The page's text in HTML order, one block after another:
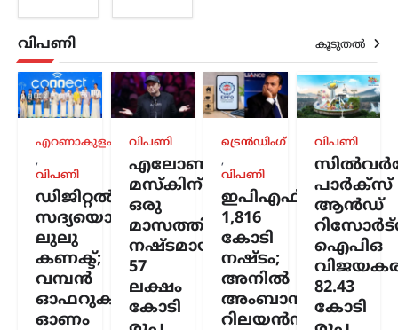
വിപണി കൂടുതൽ
എറണാകുളം
,
വിപണി
ഡിജിറ്റൽ
സദ്യയൊരുക്കി
ലുലു
കണക്ട്;
വമ്പൻ
ഓഫറുകളുമായി
ഓണം
വിപണി
എലോൺ
മസ്കിന്
ഒരു
മാസത്തിനുള്ളിൽ
നഷ്ടമായത്
57
ലക്ഷം
കോടി
ട്രെൻഡിംഗ്
,
വിപണി
ഇപിഎഫ്ഒയ്ക്ക്
1,816
കോടി
നഷ്ടം;
അനിൽ
അംബാനിക്കും
റിലയൻസ്
വിപണി
പാർക്സ്
ആൻഡ്
ഐപിഒ
82.43
കോടി